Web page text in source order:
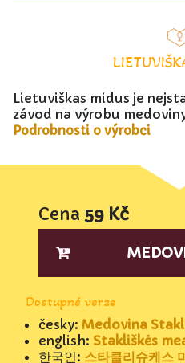
Lietuviškas midus je
závod na výrobu
Podrobnosti o výrobci
Cena 59 Kč
Dostupné verze
česky: Medovina
english: Stakliškės
한국인: 스타클리슈케스